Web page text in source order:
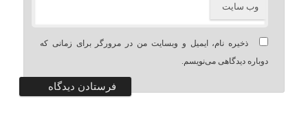
وب‌ سایت
ذخیره نام، ایمیل و وبسایت من در مرورگر برای زمانی که
دوباره دیدگاهی می‌نویسم.